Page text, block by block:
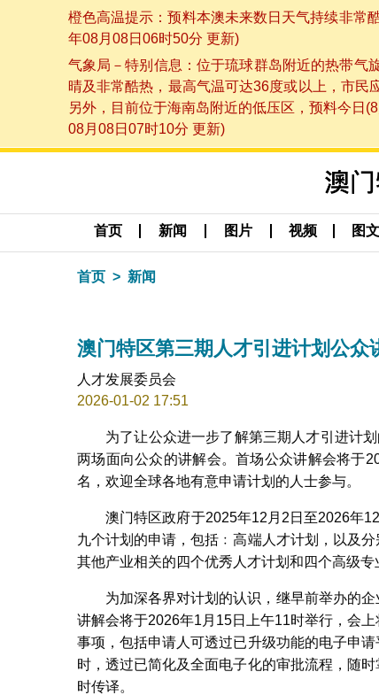
橙色高温提示：预料本澳未来数日天气持续非常
年08月08日06时50分 更新)
气象局－特别信息：位于琉球群岛附近的热带气
晴及非常酷热，最高气温可达36度或以上，市民
另外，目前位于海南岛附近的低压区，预料今日
08月08日07时10分 更新)
首页 新闻 图片 视频 图
首页 新闻
澳门特区第三期人才引进计划公众
人才发展委员会
2026-01-02 17:51
为了让公众进一步了解第三期人才引进计
两场面向公众的讲解会。首场公众讲解会将于
名，欢迎全球各地有意申请计划的人士参与。
澳门特区政府于2025年12月2日至2026年
九个计划的申请，包括﹕高端人才计划，以及
其他产业相关的四个优秀人才计划和四个高级专
为加深各界对计划的认识，继早前举办的
讲解会将于2026年1月15日上午11时举行，会
事项，包括申请人可透过已升级功能的电子申
时，透过已简化及全面电子化的审批流程，随
时传译。